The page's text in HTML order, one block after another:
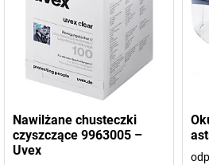
Nawilżane chusteczki
czyszczące 9963005 –
Uvex